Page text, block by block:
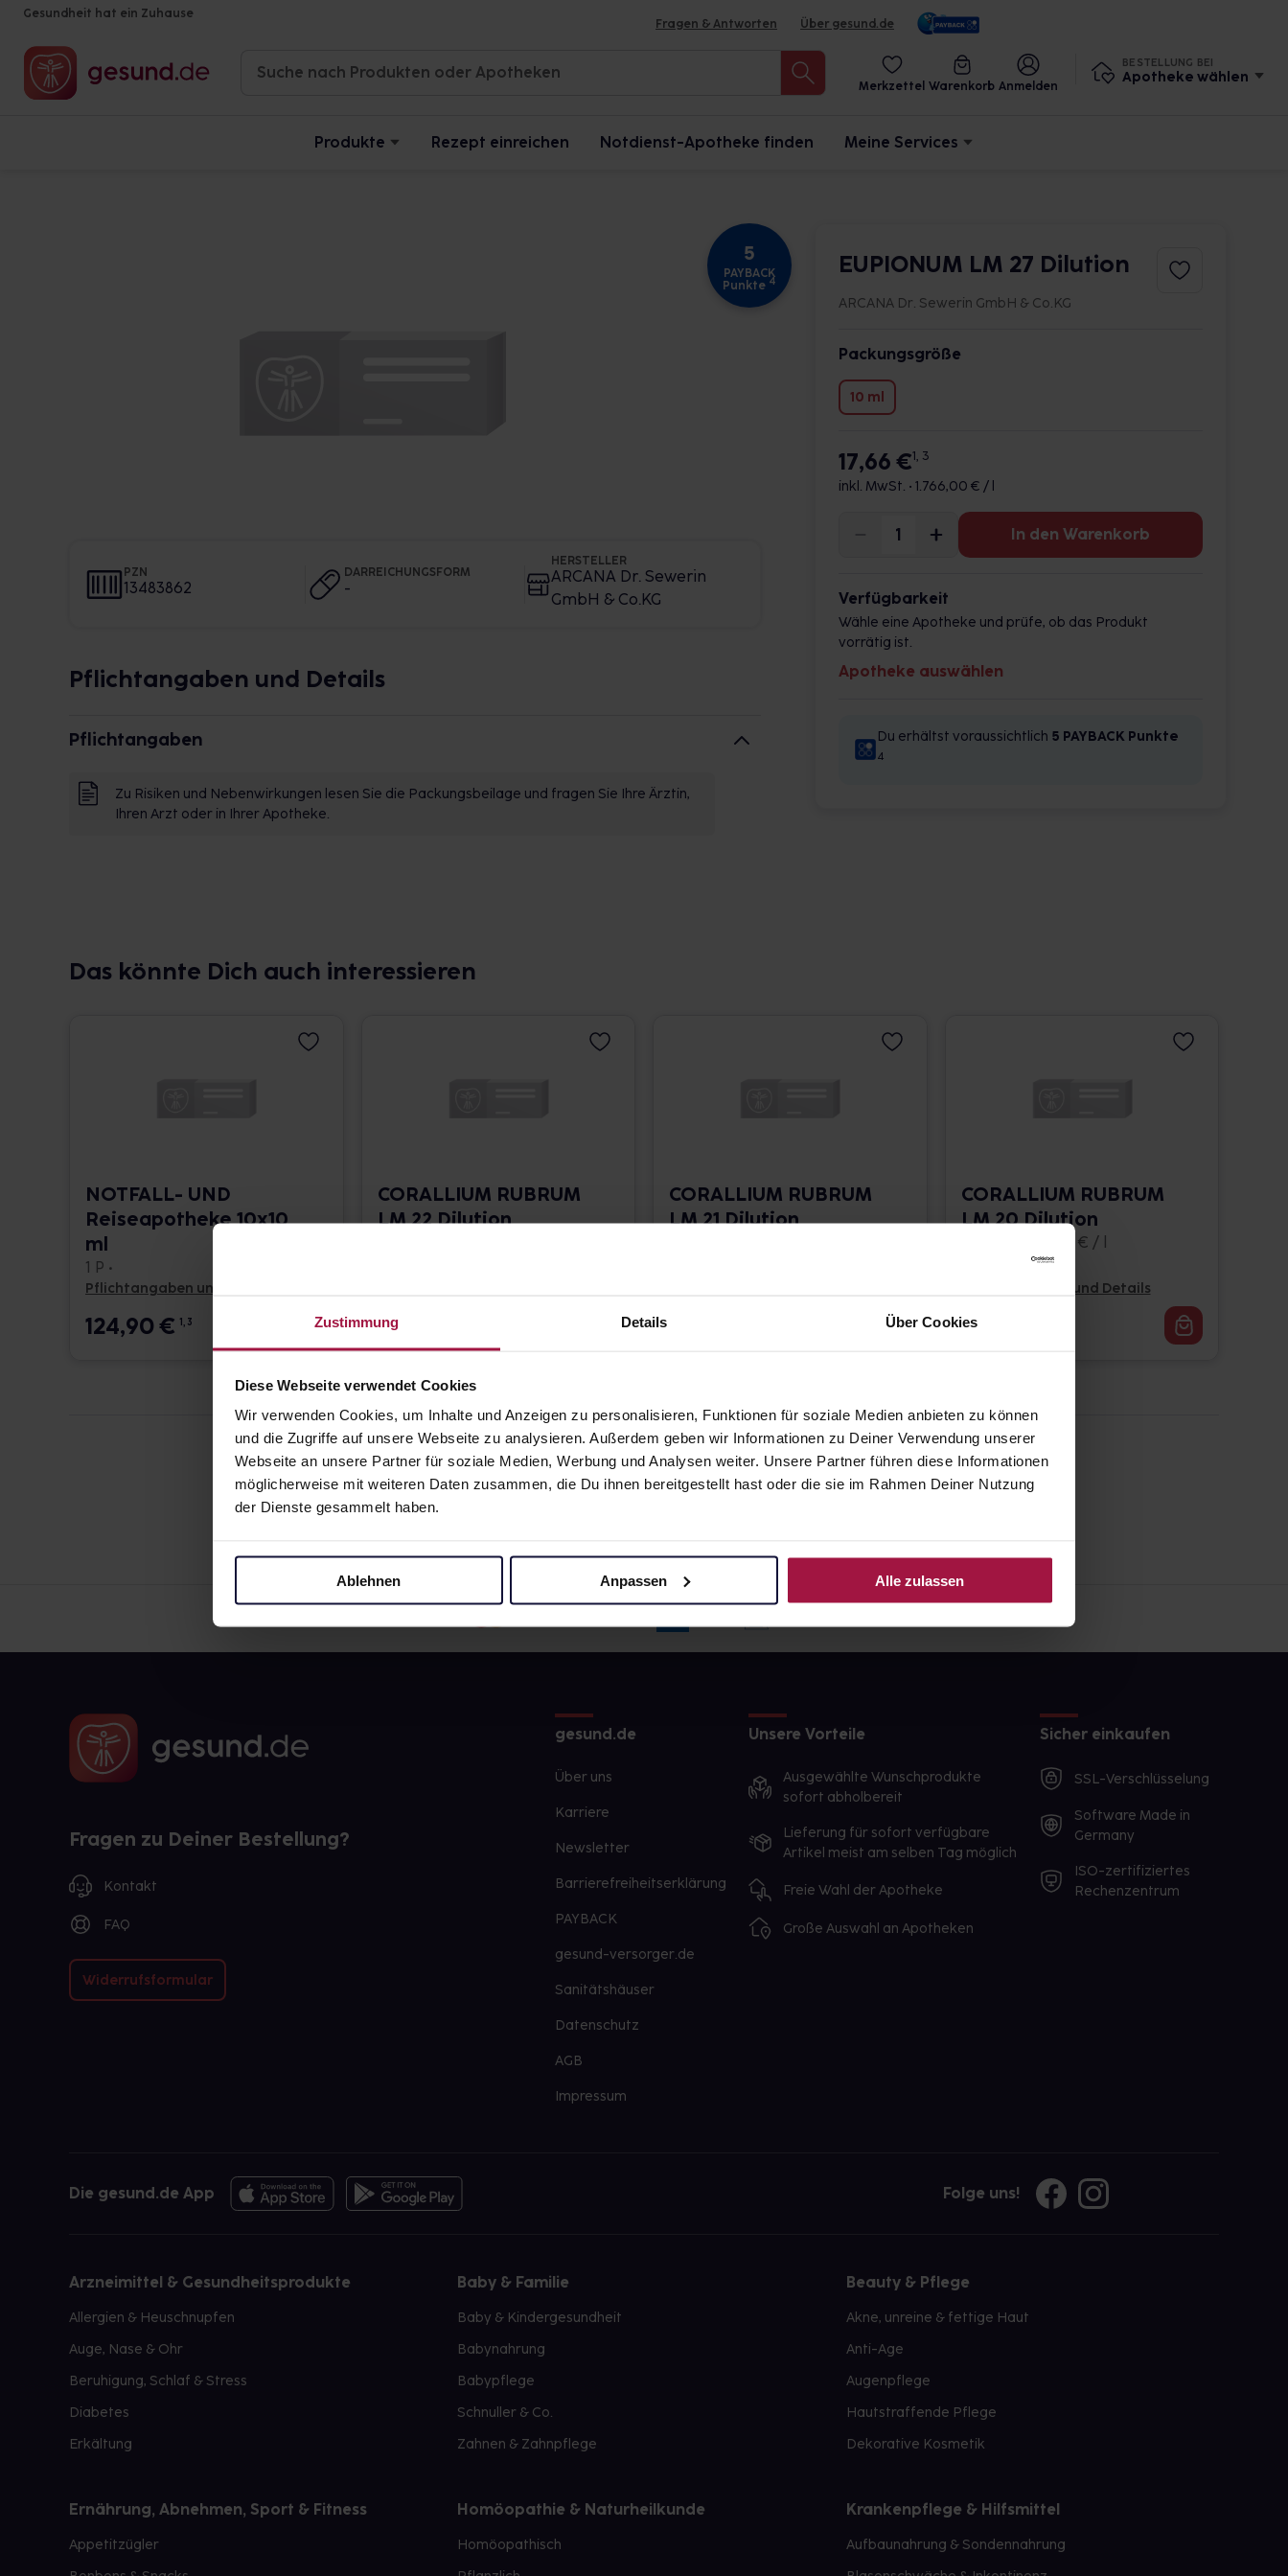
Zustimmung Details Über Cookies
Diese Webseite verwendet Cookies
Wir verwenden Cookies, um Inhalte und Anzeigen zu personalisieren, Funktionen für soziale Medien anbieten zu können
und die Zugriffe auf unsere Webseite zu analysieren. Außerdem geben wir Informationen zu Deiner Verwendung unserer
Webseite an unsere Partner für soziale Medien, Werbung und Analysen weiter. Unsere Partner führen diese Informationen
möglicherweise mit weiteren Daten zusammen, die Du ihnen bereitgestellt hast oder die sie im Rahmen Deiner Nutzung
der Dienste gesammelt haben.
Ablehnen Anpassen Alle zulassen
Gesundheit hat ein Zuhause
Fragen & Antworten Über gesund.de
Merkzettel Warenkorb Anmelden
BESTELLUNG BEI
Apotheke wählen
Produkte Rezept einreichen Notdienst-Apotheke finden Meine Services
5
PAYBACK
Punkte 4
PZN
13483862
DARREICHUNGSFORM
-
HERSTELLER
ARCANA Dr. Sewerin
GmbH & Co.KG
Pflichtangaben und Details
Pflichtangaben
Zu Risiken und Nebenwirkungen lesen Sie die Packungsbeilage und fragen Sie Ihre Ärztin,
Ihren Arzt oder in Ihrer Apotheke.
EUPIONUM LM 27 Dilution
ARCANA Dr. Sewerin GmbH & Co.KG
Packungsgröße
10 ml
17,66 €1, 3
inkl. MwSt. • 1.766,00 € / l
In den Warenkorb
Verfügbarkeit
Wähle eine Apotheke und prüfe, ob das Produkt
vorrätig ist.
Apotheke auswählen
Du erhältst voraussichtlich 5 PAYBACK Punkte
4
Das könnte Dich auch interessieren
NOTFALL- UND
Reiseapotheke 10x10
ml
1 P •
Pflichtangaben und Details
124,90€ 1, 3
CORALLIUM RUBRUM
LM 22 Dilution
17,66
CORALLIUM RUBRUM
LM 21 Dilution
CORALLIUM RUBRUM
LM 20 Dilution
10 ml • 1.662,00 € / l
Pflichtangaben und Details
16,62
Fragen zu Deiner Bestellung?
Kontakt
FAQ
Widerrufsformular
gesund.de
Über uns
Karriere
Newsletter
Barrierefreiheitserklärung
PAYBACK
gesund-versorger.de
Sanitätshäuser
Datenschutz
AGB
Impressum
Unsere Vorteile
Ausgewählte Wunschprodukte
sofort abholbereit
Lieferung für sofort verfügbare
Artikel meist am selben Tag möglich
Freie Wahl der Apotheke
Große Auswahl an Apotheken
Sicher einkaufen
SSL-Verschlüsselung
Software Made in
Germany
ISO-zertifiziertes
Rechenzentrum
Die gesund.de App Folge uns!
Arzneimittel & Gesundheitsprodukte
Allergien & Heuschnupfen
Auge, Nase & Ohr
Beruhigung, Schlaf & Stress
Diabetes
Erkältung
Baby & Familie
Baby & Kindergesundheit
Babynahrung
Babypflege
Schnuller & Co.
Zahnen & Zahnpflege
Beauty & Pflege
Akne, unreine & fettige Haut
Anti-Age
Augenpflege
Hautstraffende Pflege
Dekorative Kosmetik
Ernährung, Abnehmen, Sport & Fitness
Appetitzügler
Homöopathie & Naturheilkunde
Homöopathisch
Krankenpflege & Hilfsmittel
Aufbaunahrung & Sondennahrung